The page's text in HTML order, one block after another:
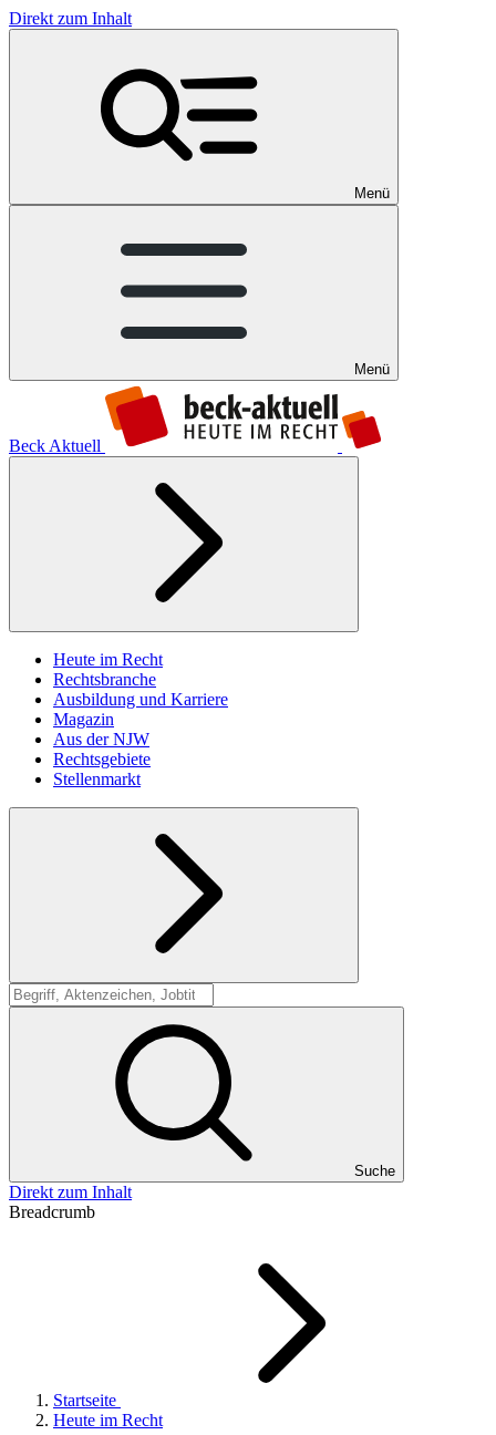
Direkt zum Inhalt
Menü
Menü
Beck Aktuell
Heute im Recht
Rechtsbranche
Ausbildung und Karriere
Magazin
Aus der NJW
Rechtsgebiete
Stellenmarkt
Suche
Suche
Direkt zum Inhalt
Breadcrumb
Startseite
Heute im Recht